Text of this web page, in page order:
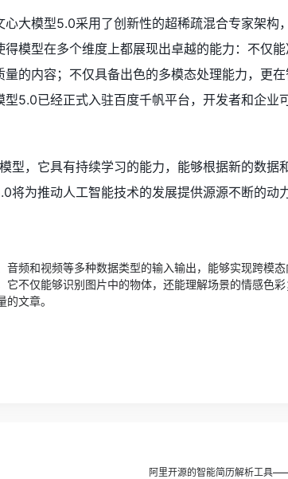
大模型5.0采用了创新性的超稀疏混合专家架构
模型在多个维度上都展现出卓越的能力：不仅
的内容；不仅具备出色的多模态处理能力，更在
5.0已经正式入驻百度千帆平台，开发者和企业
型，它具有持续学习的能力，能够根据新的数据
为推动人工智能技术的发展提供源源不断的动力
音频和视频等多种数据类型的输入输出，能够实现跨模
不仅能够识别图片中的物体，还能理解场景的情感色
文章。
阿里开源的智能简历解析工具